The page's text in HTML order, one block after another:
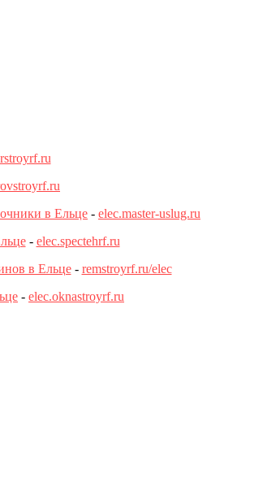
в Ельце - elec.master-uslug.ru
- elec.spectehrf.ru
в Ельце- remstroyrf.ru/elec
- elec.oknastroyrf.ru